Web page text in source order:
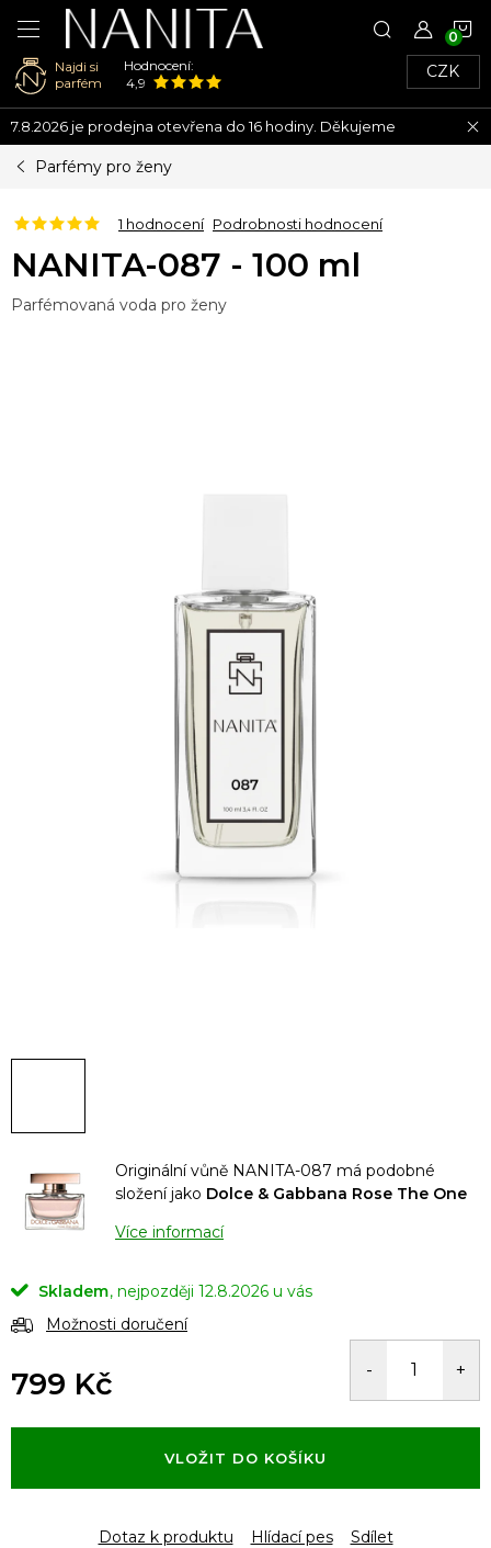
Přejít
na
obsah
Najdi si
parfém
Hodnocení:
4,9
CZK
7.8.2026 je prodejna otevřena do 16 hodiny. Děkujeme
Parfémy pro ženy
1 hodnocení Podrobnosti hodnocení
NANITA-087 - 100 ml
Parfémovaná voda pro ženy
Originální vůně NANITA-087 má podobné
složení jako Dolce & Gabbana Rose The One
Více informací
Skladem
12.8.2026
Možnosti doručení
799 Kč
cena:
VLOŽIT DO KOŠÍKU
Dotaz k produktu Hlídací pes Sdílet